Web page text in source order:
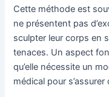
Cette méthode est
ne présentent pas
sculpter leur corps en
tenaces. Un aspect
qu’elle nécessite un
médical pour